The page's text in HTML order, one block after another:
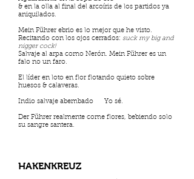
& en la olla al final del arcoíris de los partidos ya
aniquilados.
Mein Führer ebrio es lo mejor que he visto.
Recitando con los ojos cerrados: suck my big and
nigger cock!
Salvaje al arpa como Nerón. Mein Führer es un
falo no un faro.
El líder en loto en flor flotando quieto sobre
huesos & calaveras.
Indio salvaje abembado Yo sé.
Der Führer realmente come flores, bebiendo solo
su sangre santera.
HAKENKREUZ